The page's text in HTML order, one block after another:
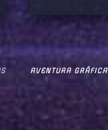
AVENTURA GRÁFICA